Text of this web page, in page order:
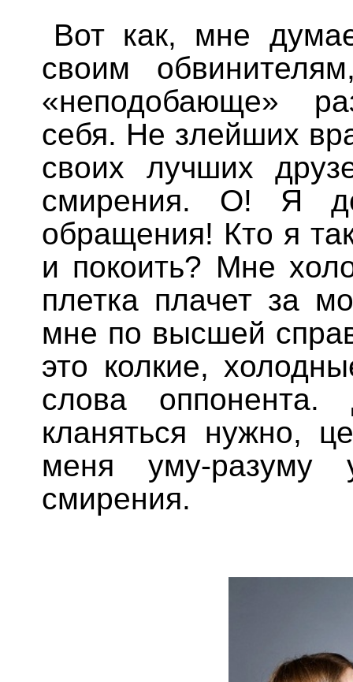
Вот как, мне
своим
«неподобающе»
себя. Не злейших
своих лучших
смирения. О! Я
обращения! Кто я
и покоить? Мне
плетка плачет за
мне по высшей
это колкие,
слова
кланяться нужно,
меня уму-разуму
смирения.